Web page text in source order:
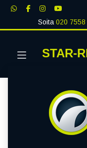
Soita020 7558
STAR-